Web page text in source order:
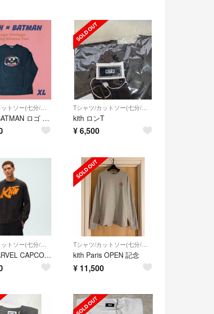
Tシャツ/カットソー(七分/長袖)
KITH × BATMAN ロゴ ヴィンテージ ロングスリーブTシャツ XL
Tシャツ/カットソー(七分/長袖)
kith ロンT
¥6,500
Tシャツ/カットソー(七分/長袖)
KITH MARVEL CAPCOM ストリートファイターⅡ
Tシャツ/カットソー(七分/長袖)
kith Paris OPEN 記念
¥ 11,500